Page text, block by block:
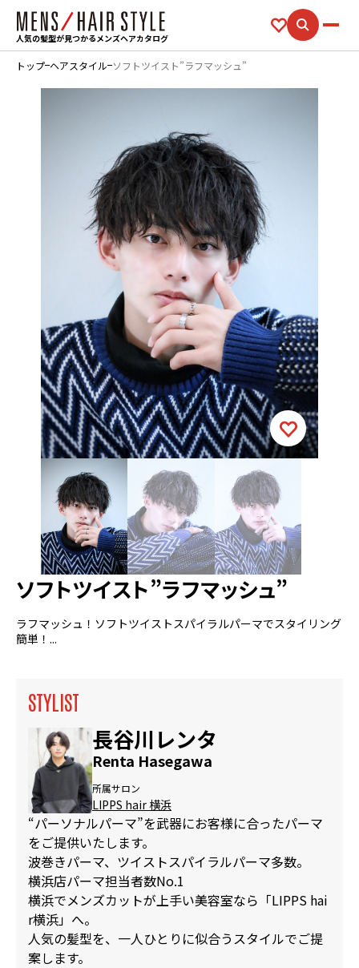
人気の髪型が見つかるメンズヘアカタログ
トップ ヘアスタイル ソフトツイスト”ラフマッシュ”
ソフトツイスト”ラフマッシュ”
ラフマッシュ！ソフトツイストスパイラルパーマでスタイリング
簡単！...
STYLIST
長谷川レンタ
Renta Hasegawa
所属サロン
LIPPS hair 横浜
“パーソナルパーマ”を武器にお客様に合ったパーマ
をご提供いたします。
波巻きパーマ、ツイストスパイラルパーマ多数。
横浜店パーマ担当者数No.1
横浜でメンズカットが上手い美容室なら「LIPPS hai
r横浜」へ。
人気の髪型を、一人ひとりに似合うスタイルでご提
案します。